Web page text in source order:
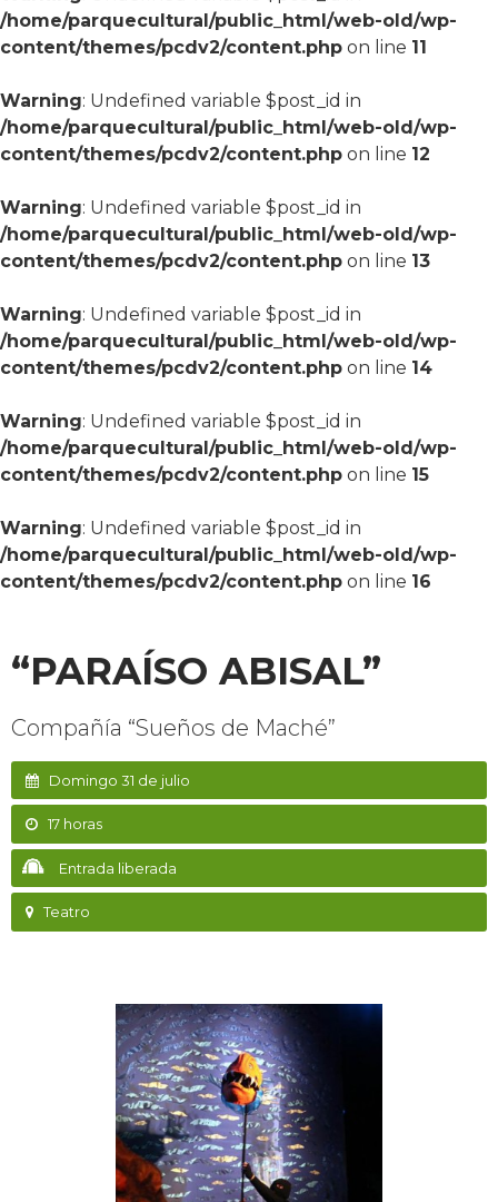
/home/parquecultural/public_html/web-old/wp-
content/themes/pcdv2/content.php on line 11
Warning: Undefined variable $post_id in
/home/parquecultural/public_html/web-old/wp-
content/themes/pcdv2/content.php on line 12
Warning: Undefined variable $post_id in
/home/parquecultural/public_html/web-old/wp-
content/themes/pcdv2/content.php on line 13
Warning: Undefined variable $post_id in
/home/parquecultural/public_html/web-old/wp-
content/themes/pcdv2/content.php on line 14
Warning: Undefined variable $post_id in
/home/parquecultural/public_html/web-old/wp-
content/themes/pcdv2/content.php on line 15
Warning: Undefined variable $post_id in
/home/parquecultural/public_html/web-old/wp-
content/themes/pcdv2/content.php on line 16
“PARAÍSO ABISAL”
Compañía “Sueños de Maché”
Domingo 31 de julio
17 horas
Entrada liberada
Teatro